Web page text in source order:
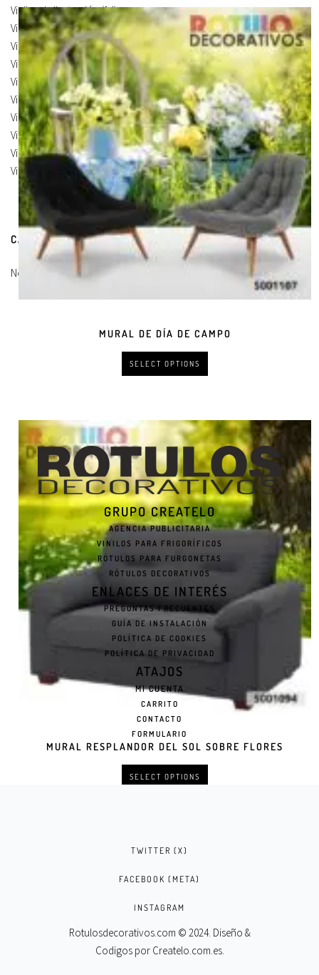
MURAL DE DÍA DE CAMPO
SELECT OPTIONS
MURAL RESPLANDOR DEL SOL SOBRE FLORES
SELECT OPTIONS
Vinilos de Ilustración(14)
Vinilos de Marcas(19)
Vinilos de Pegatinas(9)
Vinilos Para Armarios
(20)
Vinilos Para Coches(21)
Vinilos Para Frigorificos(11)
Vinilos Para Paredes(8)
Vinilos Para Puertas(9)
Vinilos Para Suelos
Vinilos Para Vidrios(17)
CARRITO DE COMPRAS
No hay productos en el carrito.
GRUPO CREATELO
AGENCIA PUBLICITARIA
VINILOS PARA FRIGORÍFICOS
RÓTULOS PARA FURGONETAS
RÓTULOS DECORATIVOS
ENLACES DE INTERÉS
PREGUNTAS FRECUENTES
GUÍA DE INSTALACIÓN
POLÍTICA DE COOKIES
POLÍTICA DE PRIVACIDAD
ATAJOS
MI CUENTA
CARRITO
CONTACTO
FORMULARIO
TWITTER (X)
FACEBOOK (META)
INSTAGRAM
Rotulosdecorativos.com © 2024. Diseño &
Codigos por Createlo.com.es.